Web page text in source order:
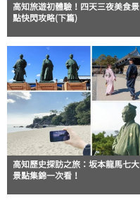
高知旅遊初體驗！四天三夜美食景
點快閃攻略(下篇)
高知歷史探訪之旅：坂本龍馬七大
景點集錦一次看！